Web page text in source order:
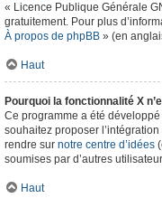
« Licence Publique Générale
gratuitement. Pour plus
À propos de phpBB » (en
Haut
Pourquoi la fonctionnalité X
Ce programme a été
souhaitez proposer
rendre sur notre centre d’idées
soumises par d’autres
Haut